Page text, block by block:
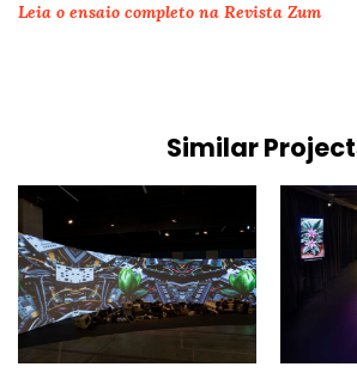
Leia o ensaio completo na Revista Zum
Similar